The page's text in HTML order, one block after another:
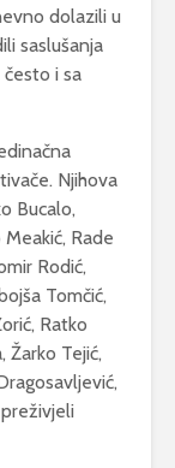
dolazili u
saslušanja
i sa
Njihova
Bucalo,
Rade
Rodić,
Tomčić,
Ratko
Žarko Tejić,